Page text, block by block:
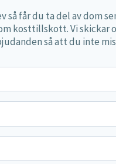
så får du ta del av dom
kosttillskott. Vi skickar
så att du inte